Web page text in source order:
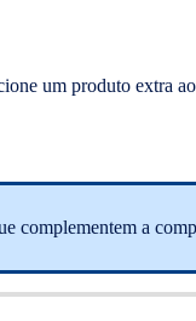
um produto extra
complementem a